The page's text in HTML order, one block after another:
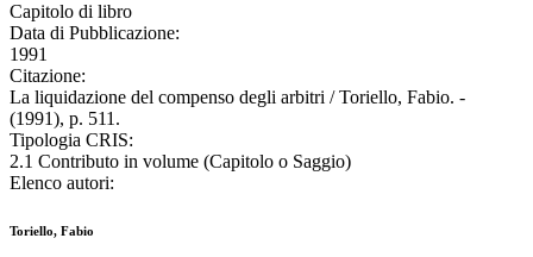
Capitolo di libro
Data di Pubblicazione:
1991
Citazione:
La liquidazione del compenso degli arbitri / Toriello, Fabio. -
(1991), p. 511.
Tipologia CRIS:
2.1 Contributo in volume (Capitolo o Saggio)
Elenco autori:
Toriello, Fabio